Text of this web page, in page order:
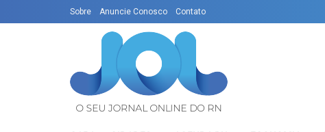
Sobre Anuncie Conosco Contato